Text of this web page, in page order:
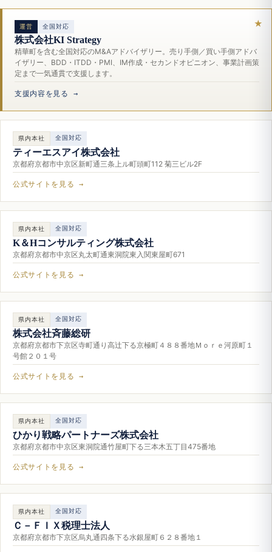
運営 全国対応
株式会社KI Strategy
精華町を含む全国対応のM&Aアドバイザリー。売り手側／買い手側アドバ
イザリー、BDD・ITDD・PMI、IM作成・セカンドオピニオン、事業計画策
定まで一気通貫で支援します。
支援内容を見る →
県内本社 全国対応
ティーエスアイ株式会社
京都府京都市中京区新町通三条上ル町頭町112 菊三ビル2F
公式サイトを見る →
県内本社 全国対応
K＆Hコンサルティング株式会社
京都府京都市中京区丸太町通東洞院東入関東屋町671
公式サイトを見る →
県内本社 全国対応
株式会社斉藤総研
京都府京都市下京区寺町通り高辻下る京極町４８８番地Ｍｏｒｅ河原町１
号館２０１号
公式サイトを見る →
県内本社 全国対応
ひかり戦略パートナーズ株式会社
京都府京都市中京区東洞院通竹屋町下る三本木五丁目475番地
公式サイトを見る →
県内本社 全国対応
Ｃ－ＦＩＸ税理士法人
京都府京都市下京区烏丸通四条下る水銀屋町６２８番地１